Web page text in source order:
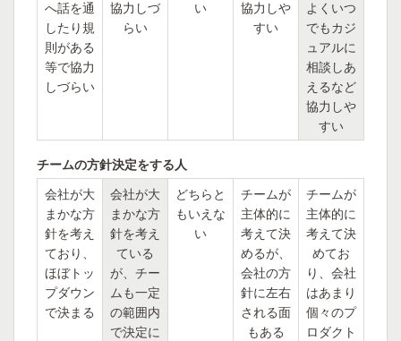
へ話を通
したり規
則がある
等で協力
しづらい
協力しづ
らい
い
協力しや
すい
よくいつ
でもカジ
ュアルに
相談しあ
えるなど
協力しや
すい
チームの方針決定をする人
会社が大
まかな方
針を考え
ており、
ほぼトッ
プダウン
で決まる
会社が大
まかな方
針を考え
ている
が、チー
ムも一定
の範囲内
で決定に
どちらと
もいえな
い
チームが
主体的に
考えて決
めるが、
会社の方
針に左右
される面
もある
チームが
主体的に
考えて決
めてお
り、会社
はあまり
個々のプ
ロダクト